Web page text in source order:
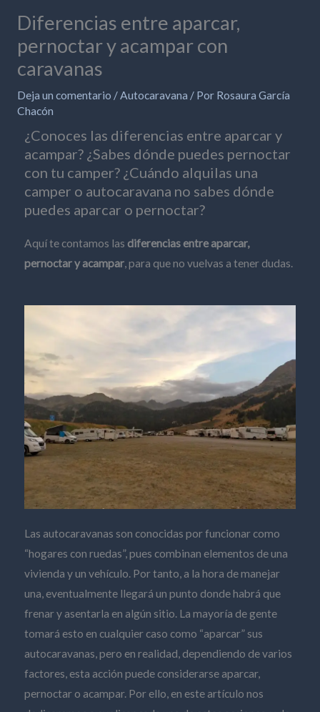
Diferencias entre aparcar,
pernoctar y acampar con
caravanas
Deja un comentario /Autocaravana / Por Rosaura García
Chacón
¿Conoces las diferencias entre aparcar y
acampar? ¿Sabes dónde puedes pernoctar
con tu camper? ¿Cuándo alquilas una
camper o autocaravana no sabes dónde
puedes aparcar o pernoctar?
Aquí te contamos las diferencias entre aparcar,
pernoctar y acampar, para que no vuelvas a tener dudas.
Las autocaravanas son conocidas por funcionar como
“hogares con ruedas”, pues combinan elementos de una
vivienda y un vehículo. Por tanto, a la hora de manejar
una, eventualmente llegará un punto donde habrá que
frenar y asentarla en algún sitio. La mayoría de gente
tomará esto en cualquier caso como “aparcar” sus
autocaravanas, pero en realidad, dependiendo de varios
factores, esta acción puede considerarse aparcar,
pernoctar o acampar. Por ello, en este artículo nos